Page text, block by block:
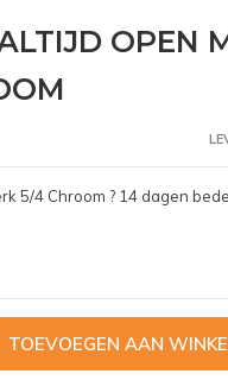
OPEN
5/4 Chroom ? 14 dagen
TOEVOEGEN AAN